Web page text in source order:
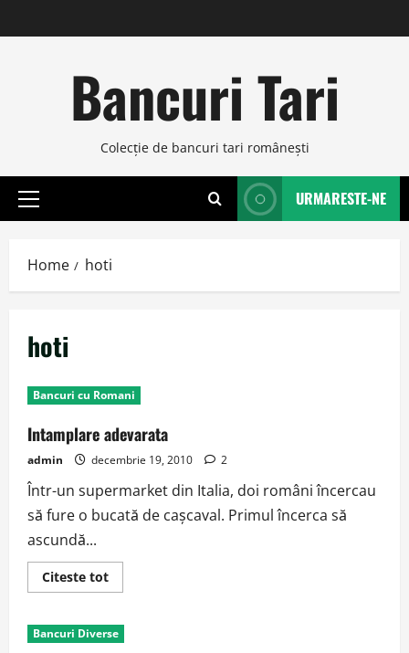
to
Bancuri Tari
Colecţie de bancuri tari româneşti
Primary
URMARESTE-NE
Home hoti
hoti
Bancuri cu Romani
Intamplare adevarata
admin decembrie 19, 2010 2
Într-un supermarket din Italia, doi români încercau
să fure o bucată de caşcaval. Primul încerca să
ascundă...
Citeste totRead
more
adevarata
Bancuri Diverse